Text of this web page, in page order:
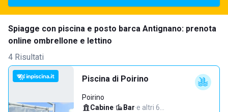
Spiagge con piscina e posto barca Antignano: prenota
online ombrellone e lettino
4 Risultati
Piscina di Poirino
Poirino
Cabine· Bar·e altri 6…